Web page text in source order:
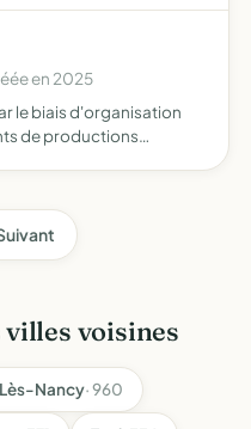
en 2025
le biais d'organisation
de productions
voisines
Nancy· 960